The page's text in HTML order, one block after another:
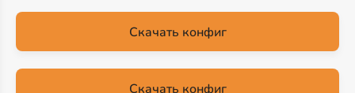
Скачать конфиг
Скачать конфиг